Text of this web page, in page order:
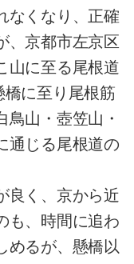
なくなり、正確
、京都市左京区
山に至る尾根道
に至り尾根筋
鳥山・壺笠山・
通じる尾根道の
良く、京から近
も、時間に追わ
めるが、懸橋以